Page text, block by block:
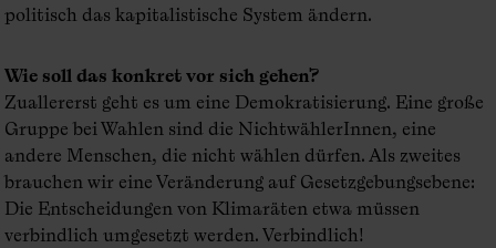
politisch das kapitalistische System ändern.
Wie soll das konkret vor sich gehen?
Zuallererst geht es um eine Demokratisierung. Eine große
Gruppe bei Wahlen sind die Nichtwähle­rInnen, eine
andere Menschen, die nicht wählen dürfen. Als zweites
brauchen wir eine Veränderung auf Gesetzgebungsebene:
Die Entscheidungen von Klimaräten etwa müssen
verbindlich umgesetzt werden. Verbindlich!